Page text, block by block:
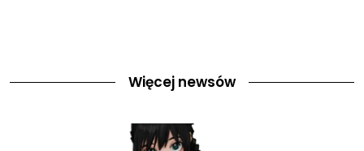
Więcej newsów